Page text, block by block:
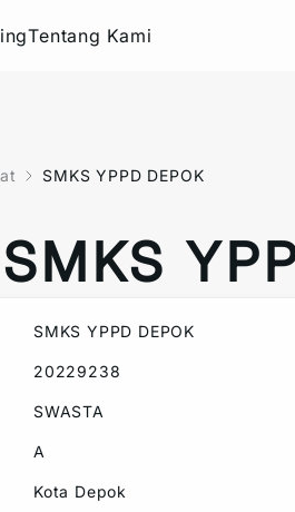
Tentang Kami
SMKS YPPD DEPOK
SMKS
SMKS YPPD DEPOK
20229238
SWASTA
A
Kota Depok